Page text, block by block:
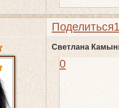
Поделиться
Светлана
0